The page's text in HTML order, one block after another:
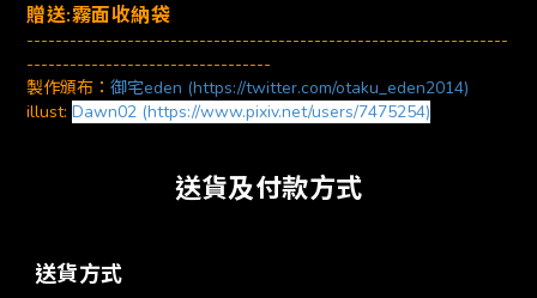
贈送:霧面收納袋
-------------------------------------------------------------------
----------------------------------
製作頒布： 御宅eden (https://twitter.com/otaku_eden2014)
illust: Dawn02 (https://www.pixiv.net/users/7475254)
送貨及付款方式
送貨方式